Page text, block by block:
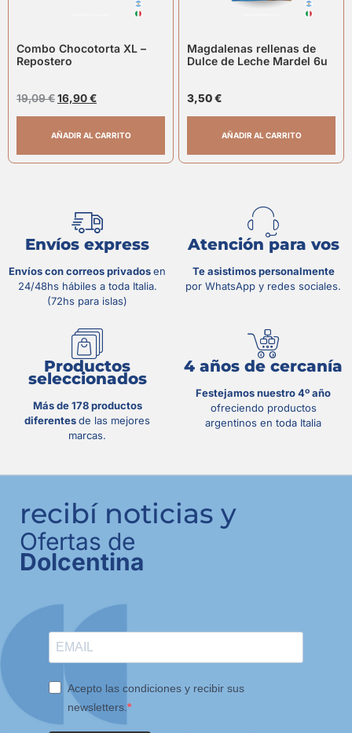
Combo Chocotorta XL –
Repostero
19,09€16,90€
AÑADIR AL CARRITO
Magdalenas rellenas de
Dulce de Leche Mardel 6u
3,50€
AÑADIR AL CARRITO
Envíos express
Envíos con correos privadosen
24/48hs hábiles a toda Italia.
(72hs para islas)
Atención para vos
Te asistimos personalmente
por WhatsApp y redes sociales.
Productos
seleccionados
Más de 178 productos
diferentesde las mejores
marcas.
4 años de cercanía
Festejamos nuestro 4º año
ofreciendo productos
argentinos en toda Italia
recibí noticias y
Ofertas de
Dolcentina
Acepto las condiciones y recibir sus
newsletters.